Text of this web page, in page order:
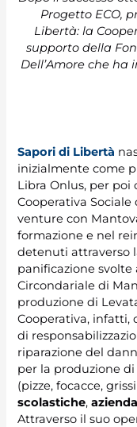
Progetto ECO,
Libertà: la
supporto della
Dell’Amore che ha
Sapori di Libertà
inizialmente come
Libra Onlus, per poi
Cooperativa
venture con
formazione e nel
detenuti attraverso
panificazione svolte
Circondariale di
produzione di
Cooperativa, infatti,
di
riparazione del
per la produzione
(pizze, focacce,
scolastiche,
Attraverso il suo